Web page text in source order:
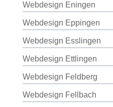
Webdesign Eningen
Webdesign Eppingen
Webdesign Esslingen
Webdesign Ettlingen
Webdesign Feldberg
Webdesign Fellbach